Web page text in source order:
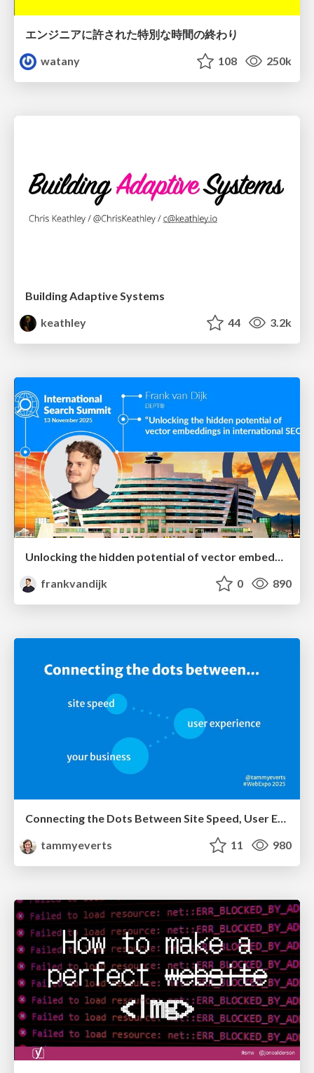
エンジニアに許された特別な時間の終わり
watany
108 250k
Building Adaptive Systems
keathley
44 3.2k
Unlocking the hidden potential of vector embeddings in international SEO
frankvandijk
0 890
tammyeverts
11 980